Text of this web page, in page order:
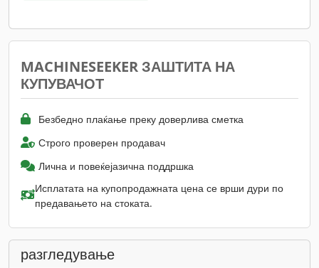
MACHINESEEKER ЗАШТИТА НА
КУПУВАЧОТ
Безбедно плаќање преку доверлива сметка
Строго проверен продавач
Лична и повеќејазична поддршка
Исплатата на купопродажната цена се врши дури по
предавањето на стоката.
разгледување